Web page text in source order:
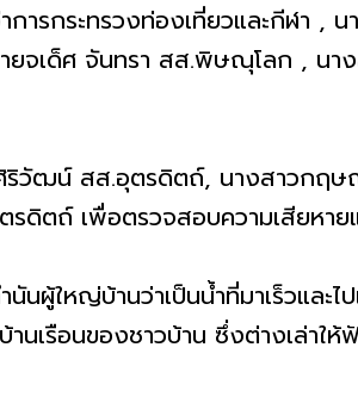
าการกระทรวงท่องเที่ยวและกีฬ
ายจเด็ศ จันทรา สส.พิษณุโลก ,
ศิริวัฒน์ สส.อุตรดิตถ์, นางสาวก
ดิตถ์ เพื่อตรวจสอบความเสียหา
ผู้ใหญ่บ้านว่าเป็นน้ำที่มาเร็วและไ
นเรือนของชาวบ้าน ซึ่งต่างเล่าใ